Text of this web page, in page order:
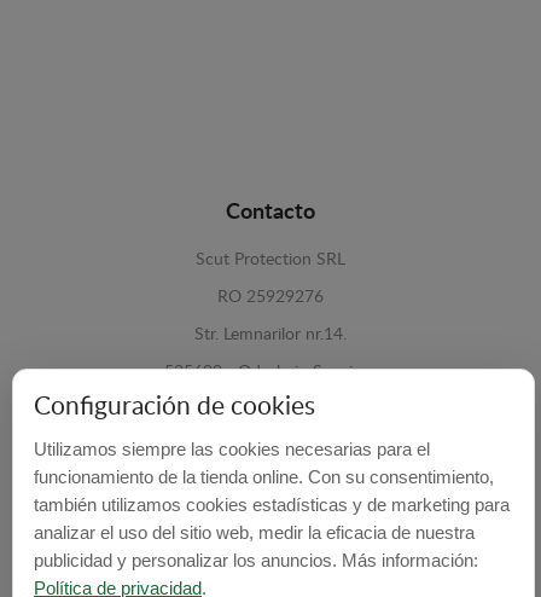
Contacto
Scut Protection SRL
RO 25929276
Str. Lemnarilor nr.14.
535600 - Odorheiu Secuiesc
Harghita, Romania
E-mail: info@cubrecarter.com
www.cubrecarter.com
Configuración de cookies
Utilizamos siempre las cookies necesarias para el
funcionamiento de la tienda online. Con su consentimiento,
también utilizamos cookies estadísticas y de marketing para
analizar el uso del sitio web, medir la eficacia de nuestra
publicidad y personalizar los anuncios. Más información:
Política de privacidad.